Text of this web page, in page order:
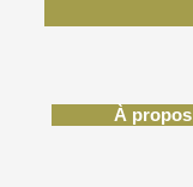
À propos